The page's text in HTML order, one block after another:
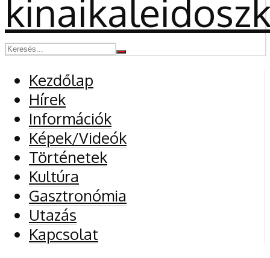
Kezdőlap
Hírek
Információk
Képek/Videók
Történetek
Kultúra
Gasztronómia
Utazás
Kapcsolat